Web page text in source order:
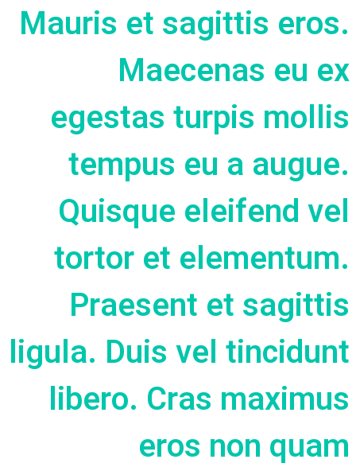
Mauris et sagittis eros.
Maecenas eu ex
egestas turpis mollis
tempus eu a augue.
Quisque eleifend vel
tortor et elementum.
Praesent et sagittis
ligula. Duis vel tincidunt
libero. Cras maximus
eros non quam